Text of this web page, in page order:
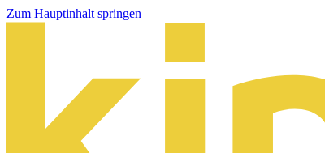
Zum Hauptinhalt springen